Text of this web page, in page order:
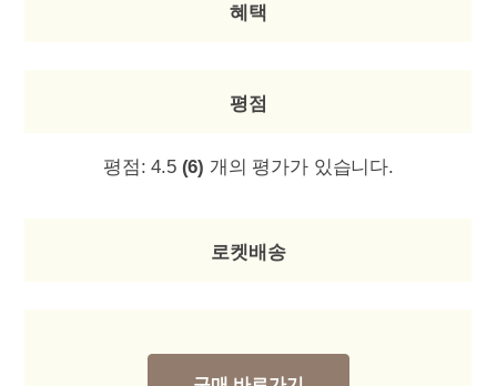
혜택
평점
평점:4.5 (6) 개의 평가가 있습니다.
로켓배송